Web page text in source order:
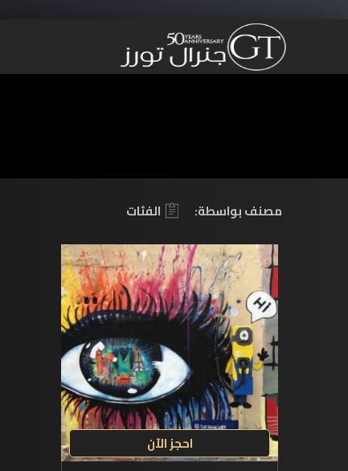
مصنف بواسطة: الفئات
احجز الآن